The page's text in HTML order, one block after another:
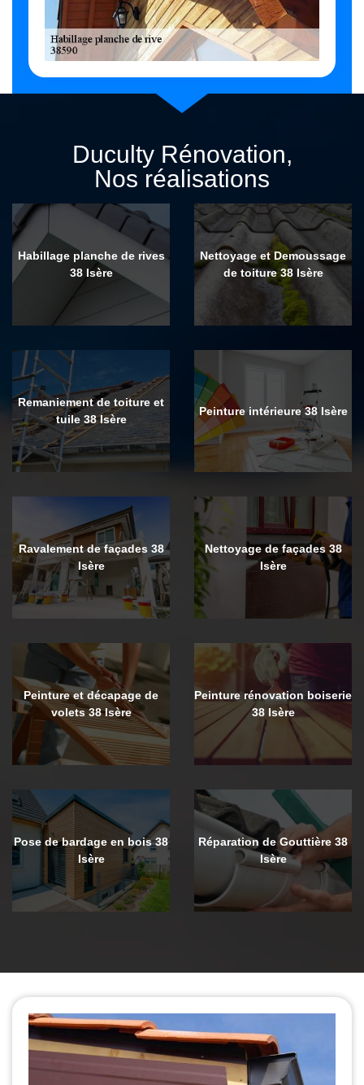
Duculty Rénovation,
Nos réalisations
Habillage planche de rives
38 Isère
Nettoyage et Demoussage
de toiture 38 Isère
Remaniement de toiture et
tuile 38 Isère
Peinture intérieure 38 Isère
Ravalement de façades 38
Isère
Nettoyage de façades 38
Isère
Peinture et décapage de
volets 38 Isère
Peinture rénovation boiserie
38 Isère
Pose de bardage en bois 38
Isère
Réparation de Gouttière 38
Isère